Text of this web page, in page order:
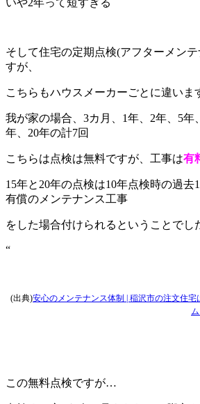
そして住宅の定期点検(アフターメン
すが、
こちらもハウスメーカーごとに違いま
我が家の場合、3カ月、1年、2年、5年
年、20年の計7回
こちらは点検は無料ですが、工事は有
15年と20年の点検は10年点検時の過去
有償のメンテナンス工事
をした場合付けられるということでし
“
(出典)安心のメンテナンス体制 | 稲沢市の注文住宅
ム
この無料点検ですが…